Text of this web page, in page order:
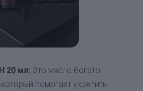
20 мл: Это масло богато
помогает укрепить